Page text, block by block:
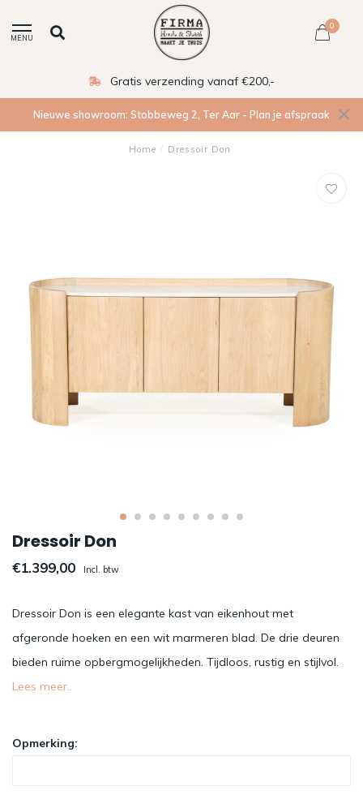
MENU
0
Gratis verzending vanaf €200,-
Nieuwe showroom: Stobbeweg 2, Ter Aar - Plan je afspraak
Home / Dressoir Don
Dressoir Don
€1.399,00 Incl. btw
Dressoir Don is een elegante kast van eikenhout met
afgeronde hoeken en een wit marmeren blad. De drie deuren
bieden ruime opbergmogelijkheden. Tijdloos, rustig en stijlvol.
Lees meer..
Opmerking: